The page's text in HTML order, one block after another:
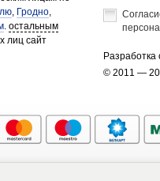
Разработка
© 2011 —
, Гродно,
.остальным
лиц сайт